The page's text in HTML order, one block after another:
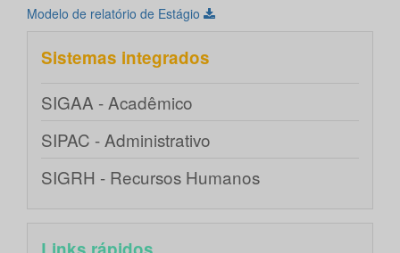
Modelo de relatório de Estágio
Sistemas integrados
SIGAA - Acadêmico
SIPAC - Administrativo
SIGRH - Recursos Humanos